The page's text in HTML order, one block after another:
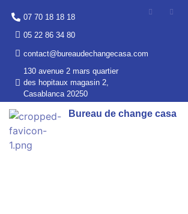
07 70 18 18 18
05 22 86 34 80
contact@bureaudechangecasa.com
130 avenue 2 mars quartier
des hopitaux magasin 2,
Casablanca 20250
Bureau de change casa